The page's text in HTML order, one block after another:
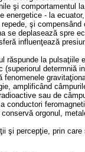
şi comportamentul
energetice - la
şi
se deplasează spre
influenţează
la pulsaţiile
(superiorul determniă
amplificând
sau de
conductori
orgonul,
şi percepţie, prin